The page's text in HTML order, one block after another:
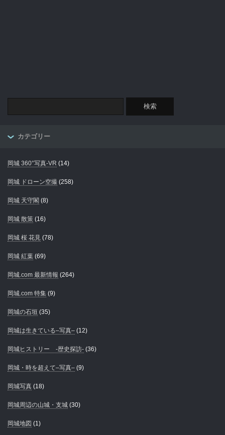
カテゴリー
岡城 360°写真-VR (14)
岡城 ドローン空撮 (258)
岡城 天守閣 (8)
岡城 散策 (16)
岡城 桜 花見 (78)
岡城 紅葉 (69)
岡城.com 最新情報 (264)
岡城.com 特集 (9)
岡城の石垣 (35)
岡城は生きている–写真– (12)
岡城ヒストリー -歴史探訪- (36)
岡城・時を超えて–写真– (9)
岡城写真 (18)
岡城周辺の山城・支城 (30)
岡城地図 (1)